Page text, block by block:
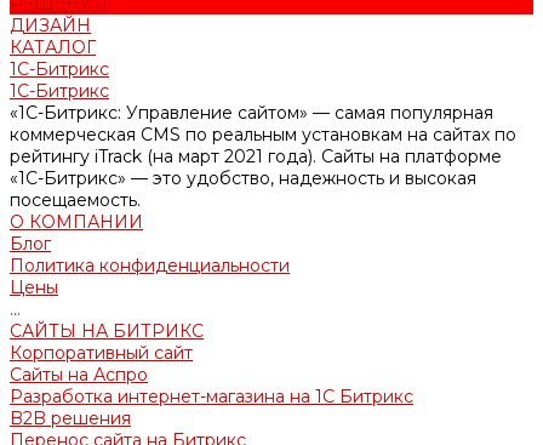
ДИЗАЙН
КАТАЛОГ
1С-Битрикс
1С-Битрикс
«1С-Битрикс: Управление сайтом» — самая популярная
коммерческая CMS по реальным установкам на сайтах по
рейтингу iTrack (на март 2021 года). Сайты на платформе
«1С-Битрикс» — это удобство, надежность и высокая
посещаемость.
О КОМПАНИИ
Блог
Политика конфиденциальности
Цены
...
САЙТЫ НА БИТРИКС
Корпоративный сайт
Сайты на Аспро
Разработка интернет-магазина на 1С Битрикс
B2B решения
Перенос сайта на Битрикс